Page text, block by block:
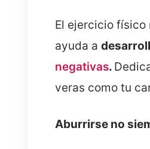
El ejercicio físico
ayuda a
negativas.
veras como tu
Aburrirse no